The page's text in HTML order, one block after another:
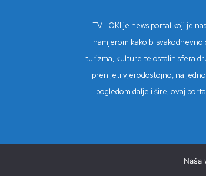
TV LOKI je news portal koji je
namjerom kako bi
turizma, kulture te ostalih sfera
prenijeti vjerodostojno, na
pogledom dalje i šire, ovaj
Naša